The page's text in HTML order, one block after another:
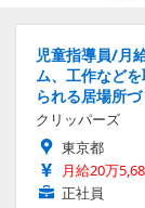
児童指導員/月
ム、工作など
られる居場所づ
クリッパーズ
東京都
月給20万
正社員